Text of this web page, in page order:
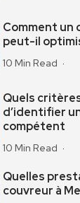
Comment un
peut-il
10 Min Read
Quels
d’identifier
compétent
10 Min Read
Quelles
couvreur à